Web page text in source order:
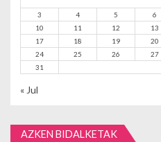
3
4 5 6
10
11 12 13
17
18 19 20
24
25 26 27
31
« Jul
AZKEN BIDALKETAK